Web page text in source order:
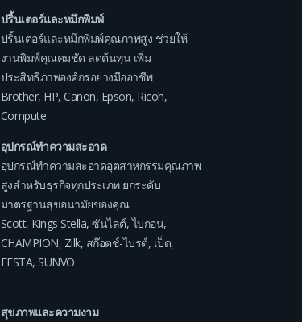
ปริ้นเตอร์และหมึกพิมพ์
ปริ้นเตอร์และหมึกพิมพ์คุณภาพสูง ช่วยให้
งานพิมพ์คุณคมชัด ลดต้นทุน เพิ่ม
ประสิทธิภาพองค์กรอย่างมืออาชีพ
Brother, HP, Canon, Epson, Ricoh,
Compute
อุปกรณ์ทำความสะอาด
อุปกรณ์ทำความสะอาดอุตสาหกรรมคุณภาพ
สูงสำหรับธุรกิจทุกประเภท ยกระดับ
มาตรฐานสุขอนามัยของคุณ
Scott, Kings Stella, ซันไลต์,ไบกอน,
CHAMPION, Zilk, สก๊อตช์-ไบรต์, เป็ด,
FESTA, SUNVO
สุขภาพและความงาม